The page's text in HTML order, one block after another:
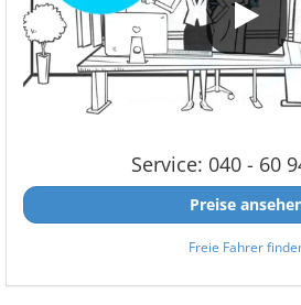
Service: 040 - 60
Preise
Freie Fahrer